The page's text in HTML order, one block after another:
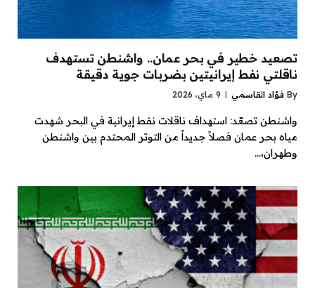
تصعيد خطير في بحر عمان.. واشنطن تستهدف
ناقلتي نفط إيرانيتين بضربات جوية دقيقة
By فؤاد القاسمي 9 ماي، 2026
واشنطن تصعّد: استهداف ناقلات نفط إيرانية في البحر شهدت
مياه بحر عمان فصلاً جديداً من التوتر المحتدم بين واشنطن
وطهران،…